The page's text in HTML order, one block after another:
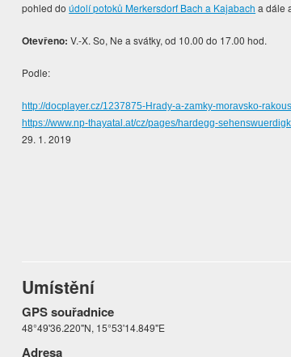
pohled doúdolí potoků Merkersdorf Bach a Kajabach a dále
Otevřeno: V.-X. So, Ne a svátky, od 10.00 do 17.00 hod.
Podle:
http://docplayer.cz/1237875-Hrady-a-zamky-moravsko-
https://www.np-thayatal.at/cz/pages/hardegg-
29. 1. 2019
Umístění
GPS souřadnice
48°49'36.220"N, 15°53'14.849"E
Adresa